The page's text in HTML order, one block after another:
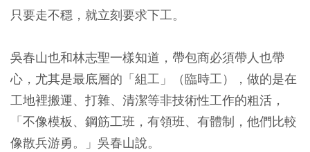
只要走不穩，就立刻要求下工。
吳春山也和林志聖一樣知道，帶包商必須帶人也帶
心，尤其是最底層的「組工」（臨時工），做的是在
工地裡搬運、打雜、清潔等非技術性工作的粗活，
「不像模板、鋼筋工班，有領班、有體制，他們比較
像散兵游勇。」吳春山說。